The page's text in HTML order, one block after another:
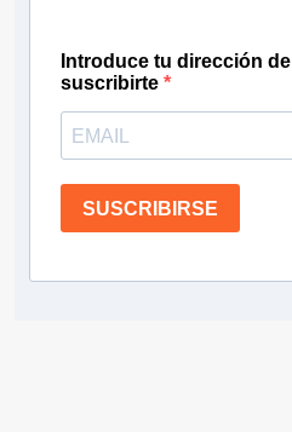
Introduce tu dirección
suscribirte
SUSCRIBIRSE